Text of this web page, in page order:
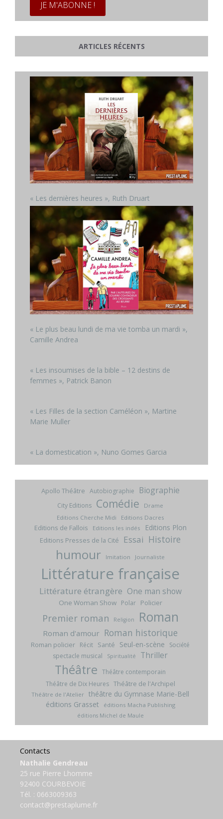
ARTICLES RÉCENTS
« Les dernières heures », Ruth Druart
« Le plus beau lundi de ma vie tomba un mardi »,
Camille Andrea
« Les insoumises de la bible – 12 destins de
femmes », Patrick Banon
« Les Filles de la section Caméléon », Martine
Marie Muller
« La domestication », Nuno Gomes Garcia
Apollo Théâtre Autobiographie Biographie
City Editions Comédie
Drame
Editions Cherche Midi
Editions Dacres
Editions de Fallois Editions les indés Editions Plon
Editions Presses de la Cité Essai Histoire
humour Imitation Journaliste
Littérature française
Littérature étrangère One man show
One Woman Show Polar Policier
Premier roman Religion Roman
Roman d'amour Roman historique
Roman policier Récit Santé Seul-en-scène
Société
spectacle musical
Spiritualité Thriller
Théâtre Théâtre contemporain
Théâtre de Dix Heures Théâtre de l'Archipel
Théâtre de l'Atelier théâtre du Gymnase Marie-Bell
éditions Grasset
éditions Macha Publishing
éditions Michel de Maule
Contacts
Nathalie Gendreau
25 rue Pierre Lhomme
92400 COURBEVOIE
Tél. : 0663009363
contact@prestaplume.fr